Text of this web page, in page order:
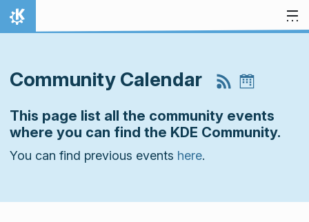
Ugrás a tartalomhoz
Kezdőlap
Community Calendar
This page list all the community events
where you can find the KDE Community.
You can find previous events here.